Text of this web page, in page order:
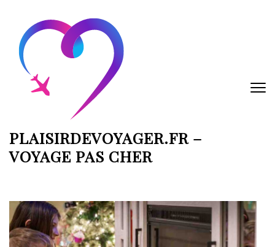
contenu
(Pressez
Entrée)
PLAISIRDEVOYAGER.FR –
VOYAGE PAS CHER